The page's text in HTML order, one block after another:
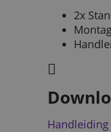
2x
Handleiding